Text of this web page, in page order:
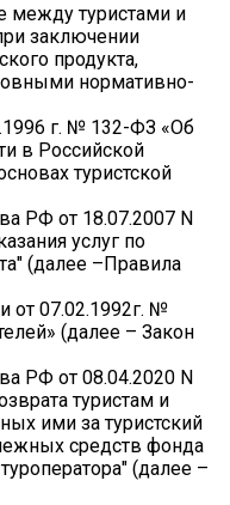
между туристами и
заключении
продукта,
нормативно-
г. № 132-ФЗ «Об
в Российской
туристской
РФ от 18.07.2007 N
услуг по
(далее –Правила
от 07.02.1992г. №
(далее – Закон
РФ от 08.04.2020 N
туристам и
ими за туристский
средств фонда
(далее –